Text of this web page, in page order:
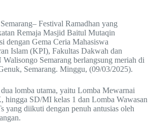
Festival Ramadhan yang
Remaja Masjid Baitul Mutaqin
dengan Gema Ceria Mahasiswa
Islam (KPI), Fakultas Dakwah dan
Semarang berlangsung meriah di
Semarang. Minggu, (09/03/2025).
lomba utama, yaitu Lomba Mewarnai
hingga SD/MI kelas 1 dan Lomba Wawasan
yang diikuti dengan penuh antusias oleh